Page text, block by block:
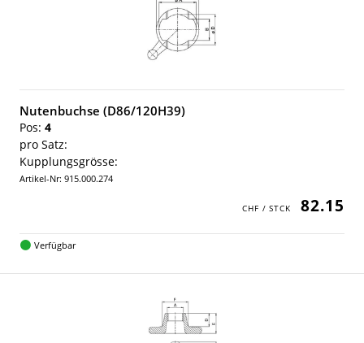
Nutenbuchse (D86/120H39)
Pos: 4
pro Satz:
Kupplungsgrösse:
Artikel-Nr: 915.000.274
82.15
Verfügbar